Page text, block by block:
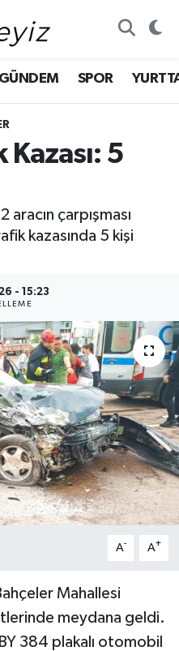
GÜNDEM SPOR
5
çarpışması
kazasında 5 kişi
- 15:23
A- A+
Mahallesi
meydana geldi.
384 plakalı otomobil
ve Fikstür